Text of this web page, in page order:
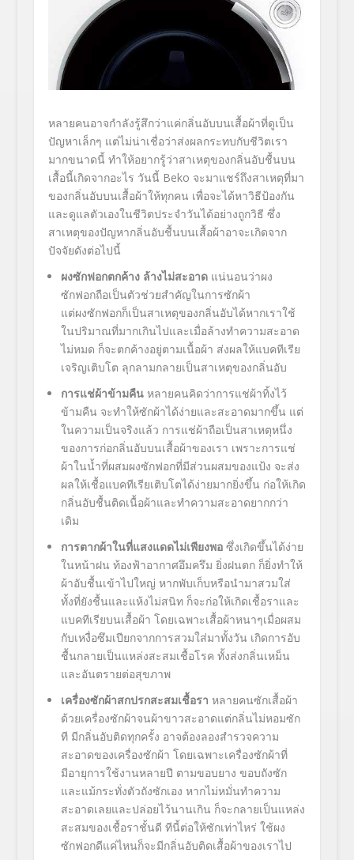
หลายคนอาจกำลังรู้สึกว่าแค่กลิ่นอับบนเสื้อผ้าที่ดูเป็น
ปัญหาเล็กๆ แต่ไม่น่าเชื่อว่าส่งผลกระทบกับชีวิตเรา
มากขนาดนี้ ทำให้อยากรู้ว่าสาเหตุของกลิ่นอับชื้นบน
เสื้อนี้เกิดจากอะไร วันนี้ Beko จะมาแชร์ถึงสาเหตุที่มา
ของกลิ่นอับบนเสื้อผ้าให้ทุกคน เพื่อจะได้หาวิธีป้องกัน
และดูแลตัวเองในชีวิตประจำวันได้อย่างถูกวิธี ซึ่ง
สาเหตุของปัญหากลิ่นอับชื้นบนเสื้อผ้าอาจะเกิดจาก
ปัจจัยดังต่อไปนี้
ผงซักฟอกตกค้าง ล้างไม่สะอาด แน่นอนว่าผง
ซักฟอกถือเป็นตัวช่วยสำคัญในการซักผ้า
แต่ผงซักฟอกก็เป็นสาเหตุของกลิ่นอับได้หากเราใช้
ในปริมาณที่มากเกินไปและเมื่อล้างทำความสะอาด
ไม่หมด ก็จะตกค้างอยู่ตามเนื้อผ้า ส่งผลให้แบคทีเรีย
เจริญเติบโต ลุกลามกลายเป็นสาเหตุของกลิ่นอับ
การแช่ผ้าข้ามคืน หลายคนคิดว่าการแช่ผ้าทิ้งไว้
ข้ามคืน จะทำให้ซักผ้าได้ง่ายและสะอาดมากขึ้น แต่
ในความเป็นจริงแล้ว การแช่ผ้าถือเป็นสาเหตุหนึ่ง
ของการก่อกลิ่นอับบนเสื้อผ้าของเรา เพราะการแช่
ผ้าในน้ำที่ผสมผงซักฟอกที่มีส่วนผสมของแป้ง จะส่ง
ผลให้เชื้อแบคทีเรียเติบโตได้ง่ายมากยิ่งขึ้น ก่อให้เกิด
กลิ่นอับชื้นติดเนื้อผ้าและทำความสะอาดยากกว่า
เดิม
การตากผ้าในที่แสงแดดไม่เพียงพอ ซึ่งเกิดขึ้นได้ง่าย
ในหน้าฝน ท้องฟ้าอากาศอึมครึม ยิ่งฝนตก ก็ยิ่งทำให้
ผ้าอับชื้นเข้าไปใหญ่ หากพับเก็บหรือนำมาสวมใส่
ทั้งที่ยังชื้นและแห้งไม่สนิท ก็จะก่อให้เกิดเชื้อราและ
แบคทีเรียบนเสื้อผ้า โดยเฉพาะเสื้อผ้าหนาๆเมื่อผสม
กับเหงื่อซึมเปียกจากการสวมใส่มาทั้งวัน เกิดการอับ
ชื้นกลายเป็นแหล่งสะสมเชื้อโรค ทั้งส่งกลิ่นเหม็น
และอันตรายต่อสุขภาพ
เครื่องซักผ้าสกปรกสะสมเชื้อรา หลายคนซักเสื้อผ้า
ด้วยเครื่องซักผ้าจนผ้าขาวสะอาดแต่กลิ่นไม่หอมซัก
ที มีกลิ่นอับติดทุกครั้ง อาจต้องลองสำรวจความ
สะอาดของเครื่องซักผ้า โดยเฉพาะเครื่องซักผ้าที่
มีอายุการใช้งานหลายปี ตามขอบยาง ขอบถังซัก
และแม้กระทั่งตัวถังซักเอง หากไม่หมั่นทำความ
สะอาดเลยและปล่อยไว้นานเกิน ก็จะกลายเป็นแหล่ง
สะสมของเชื้อราชั้นดี ทีนี้ต่อให้ซักเท่าไหร่ ใช้ผง
ซักฟอกดีแค่ไหนก็จะมีกลิ่นอับติดเสื้อผ้าของเราไป